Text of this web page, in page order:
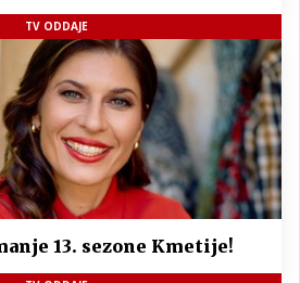
TV ODDAJE
13. sezone Kmetije!